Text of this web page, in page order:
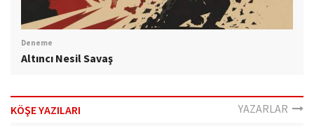
Deneme
Altıncı Nesil Savaş
KÖŞE YAZILARI YAZARLAR